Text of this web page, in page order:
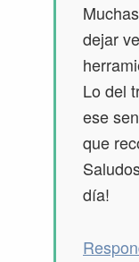
dejar
Lo del
ese
que
día!